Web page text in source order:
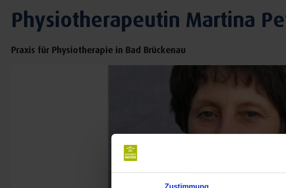
Zustimmung
Physiotherapeutin Martina
Praxis für Physiotherapie in Bad Brückenau